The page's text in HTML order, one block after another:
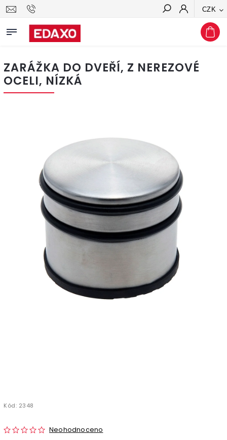
CZK
Hledat
ZARÁŽKA DO DVEŘÍ, Z NEREZOVÉ
OCELI, NÍZKÁ
Kód: 2348
Neohodnoceno